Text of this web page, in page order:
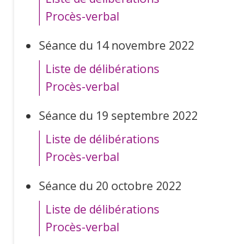
Procès-verbal
Séance du 14 novembre 2022
Liste de délibérations
Procès-verbal
Séance du 19 septembre 2022
Liste de délibérations
Procès-verbal
Séance du 20 octobre 2022
Liste de délibérations
Procès-verbal